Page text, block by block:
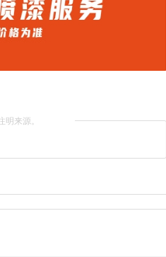
来源。